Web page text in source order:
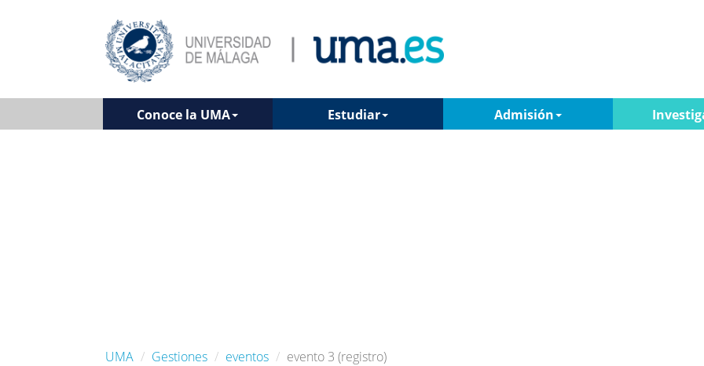
Conoce la UMA Estudiar Admisión
UMA Gestiones eventos evento 3 (registro)